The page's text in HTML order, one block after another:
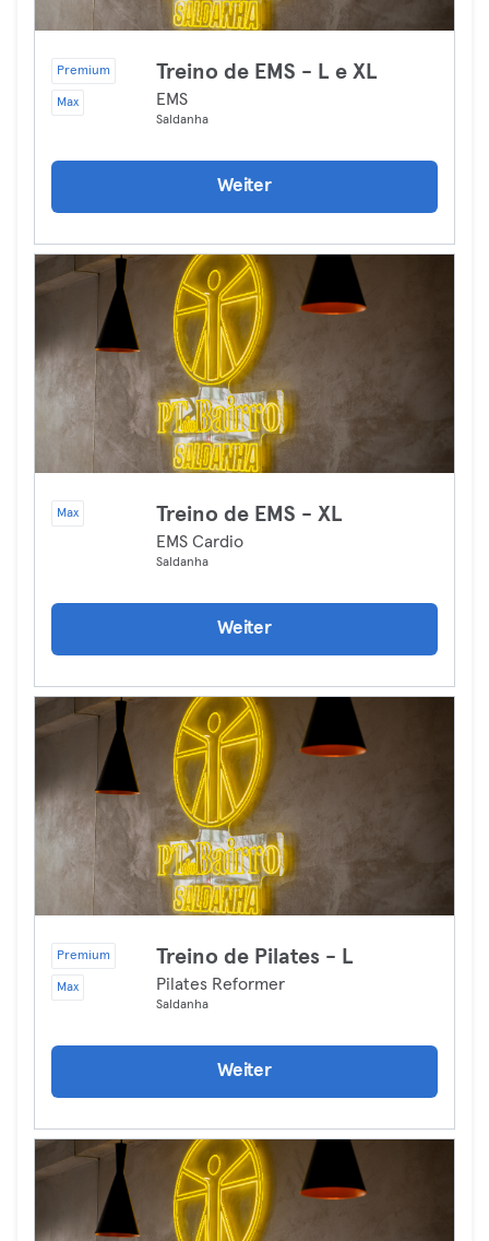
Premium
Max
Treino de EMS - L e XL
EMS
Saldanha
Weiter
Max Treino de EMS - XL
EMS Cardio
Saldanha
Weiter
Premium
Max
Treino de Pilates - L
Pilates Reformer
Saldanha
Weiter